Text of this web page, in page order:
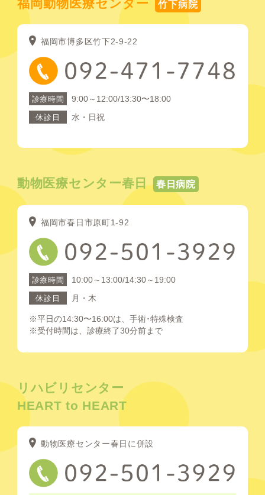
福岡動物医療センター 竹下病院
福岡市博多区竹下2-9-22
診療時間 9:00～12:00/13:30〜18:00
休診日 水・日祝
動物医療センター春日 春日病院
福岡市春日市原町1-92
診療時間 10:00～13:00/14:30～19:00
休診日 月・木
※平日の14:30〜16:00は、手術･特殊検査
※受付時間は、診療終了30分前まで
リハビリセンター
HEART to HEART
動物医療センター春日に併設